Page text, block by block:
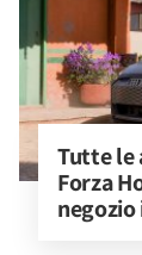
Tutte le
Forza